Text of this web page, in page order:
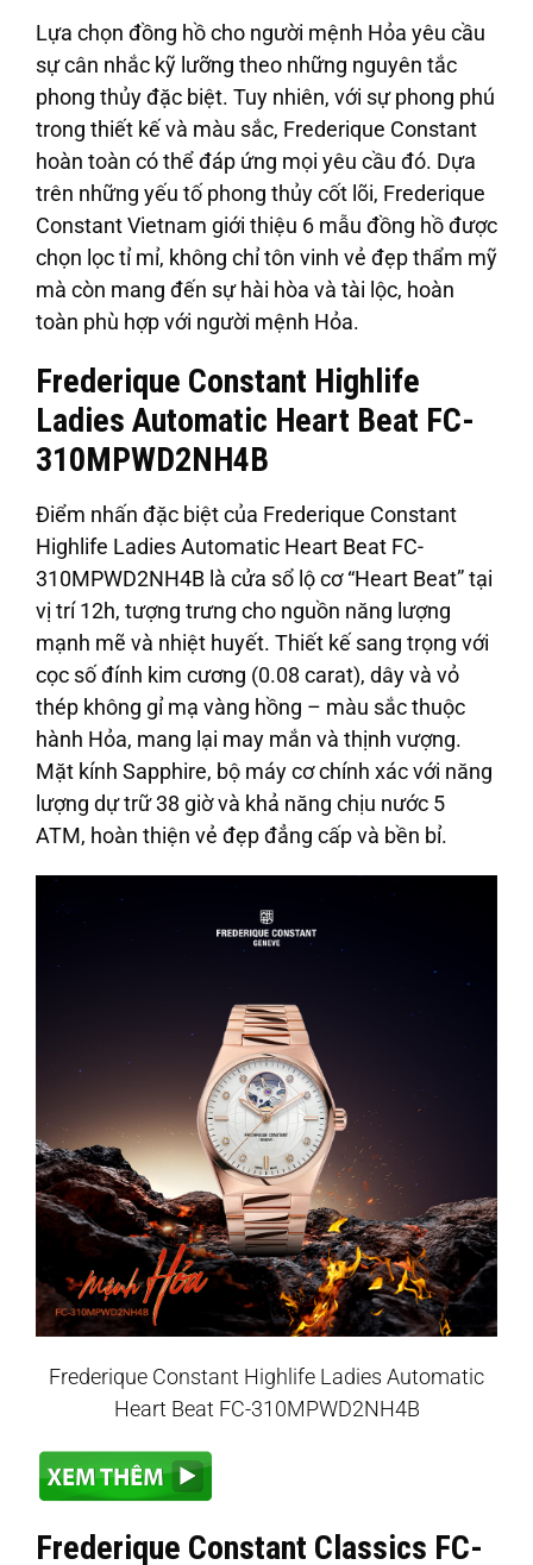
Lựa chọn đồng hồ cho người mệnh Hỏa yêu cầu
sự cân nhắc kỹ lưỡng theo những nguyên tắc
phong thủy đặc biệt. Tuy nhiên, với sự phong phú
trong thiết kế và màu sắc, Frederique Constant
hoàn toàn có thể đáp ứng mọi yêu cầu đó. Dựa
trên những yếu tố phong thủy cốt lõi, Frederique
Constant Vietnam giới thiệu 6 mẫu đồng hồ được
chọn lọc tỉ mỉ, không chỉ tôn vinh vẻ đẹp thẩm mỹ
mà còn mang đến sự hài hòa và tài lộc, hoàn
toàn phù hợp với người mệnh Hỏa.
Frederique Constant Highlife
Ladies Automatic Heart Beat FC-
310MPWD2NH4B
Điểm nhấn đặc biệt của Frederique Constant
Highlife Ladies Automatic Heart Beat FC-
310MPWD2NH4B là cửa sổ lộ cơ “Heart Beat” tại
vị trí 12h, tượng trưng cho nguồn năng lượng
mạnh mẽ và nhiệt huyết. Thiết kế sang trọng với
cọc số đính kim cương (0.08 carat), dây và vỏ
thép không gỉ mạ vàng hồng – màu sắc thuộc
hành Hỏa, mang lại may mắn và thịnh vượng.
Mặt kính Sapphire, bộ máy cơ chính xác với năng
lượng dự trữ 38 giờ và khả năng chịu nước 5
ATM, hoàn thiện vẻ đẹp đẳng cấp và bền bỉ.
Frederique Constant Highlife Ladies Automatic
Heart Beat FC-310MPWD2NH4B
Frederique Constant Classics FC-